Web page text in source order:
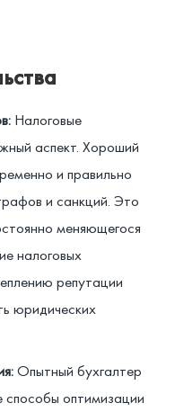
Налоговые
аспект. Хороший
и правильно
и санкций. Это
меняющегося
налоговых
репутации
юридических
Опытный бухгалтер
оптимизации